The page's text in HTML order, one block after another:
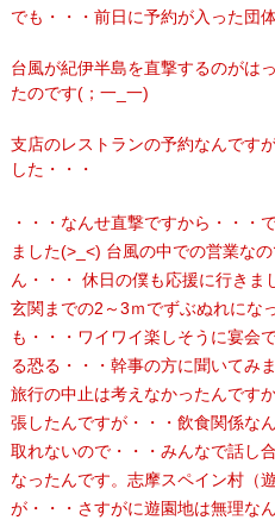
でも・・・前日に予約が入った団
台風が紀伊半島を直撃するのがは
たのです(；一_一)
支店のレストランの予約なんです
した・・・
・・・なんせ直撃ですから・・・
ました(>_<) 台風の中での営業な
ん・・・ 休日の僕も応援に行きま
玄関までの2～3ｍでずぶぬれにな
も・・・ワイワイ楽しそうに宴会
る恐る・・・幹事の方に聞いてみ
旅行の中止は考えなかったんです
張したんですが・・・飲食関係な
取れないので・・・みんなで話し
なったんです。志摩スペイン村（
が・・・さすがに遊園地は無理な